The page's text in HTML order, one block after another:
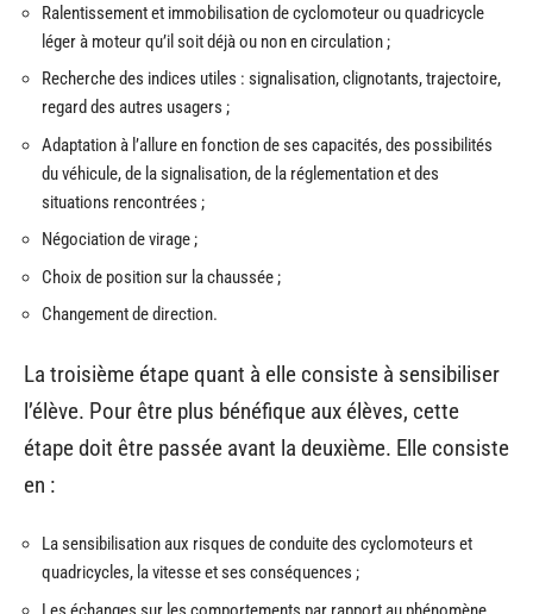
Ralentissement et immobilisation de cyclomoteur ou quadricycle
léger à moteur qu’il soit déjà ou non en circulation ;
Recherche des indices utiles : signalisation, clignotants, trajectoire,
regard des autres usagers ;
Adaptation à l’allure en fonction de ses capacités, des possibilités
du véhicule, de la signalisation, de la réglementation et des
situations rencontrées ;
Négociation de virage ;
Choix de position sur la chaussée ;
Changement de direction.
La troisième étape quant à elle consiste à sensibiliser
l’élève. Pour être plus bénéfique aux élèves, cette
étape doit être passée avant la deuxième. Elle consiste
en :
La sensibilisation aux risques de conduite des cyclomoteurs et
quadricycles, la vitesse et ses conséquences ;